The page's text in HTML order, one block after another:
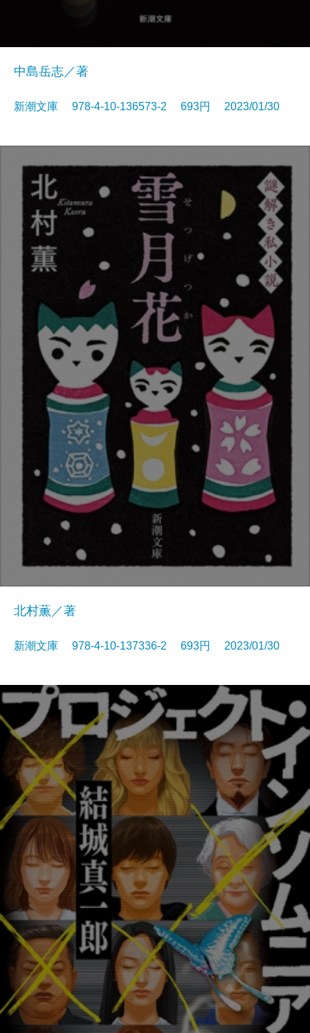
中島岳志／著
新潮文庫 978-4-10-136573-2 693円 2023/01/30
北村薫／著
新潮文庫 978-4-10-137336-2 693円 2023/01/30